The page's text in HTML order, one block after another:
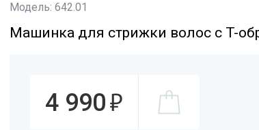
Модель: 642.01
Машинка для стрижки волос c T-
4 990₽